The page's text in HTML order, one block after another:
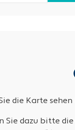
die Karte
Sie dazu bitte die